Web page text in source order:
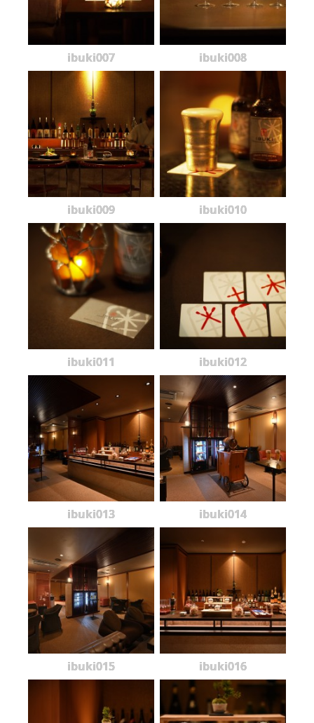
ibuki007 ibuki008
ibuki009 ibuki010
ibuki011 ibuki012
ibuki013 ibuki014
ibuki015 ibuki016